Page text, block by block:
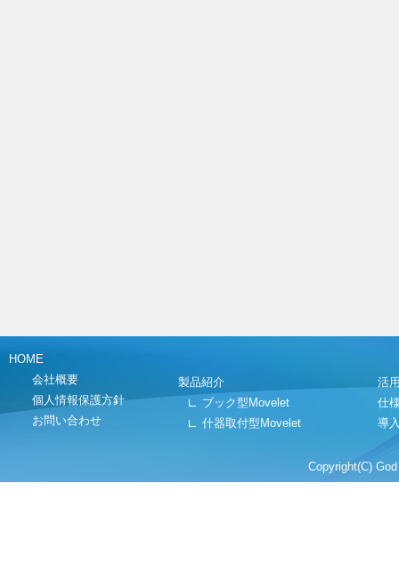
HOME
会社概要
個人情報保護方針
お問い合わせ
製品紹介
ブック型Movelet
什器取付型Movelet
活
仕
導
Copyright(C)